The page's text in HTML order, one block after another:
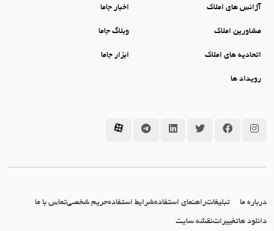
آژانس های املاک اخبار جاما
مشاورین املاک وبلاگ جاما
اتحادیه های املاک ابزار جاما
رویداد ها
سامانه جاما در اینستاگرام
سامانه جاما در فیسبوک
سامانه جاما در توئیتر
سامانه جاما در لینکداین
سامانه جاما در تلگرام
سامانه جاما در آپارات
درباره ما تبلیغاتراهنمای استفادهشرایط استفادهحریم شخصیتماس با ما
دانلود هاتغییراتنقشه سایت